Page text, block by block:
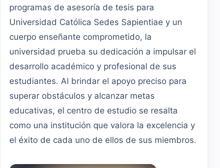
programas de asesoría de tesis para
Universidad Católica Sedes Sapientiae y un
cuerpo enseñante comprometido, la
universidad prueba su dedicación a impulsar el
desarrollo académico y profesional de sus
estudiantes. Al brindar el apoyo preciso para
superar obstáculos y alcanzar metas
educativas, el centro de estudio se resalta
como una institución que valora la excelencia y
el éxito de cada uno de ellos de sus miembros.